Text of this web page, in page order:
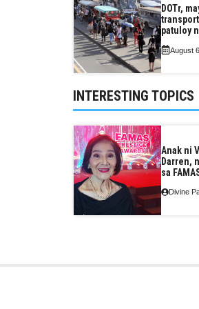
DOTr,
patuloy
August
INTERESTING TOPICS
Anak ni
Darren,
sa
Divine